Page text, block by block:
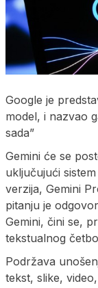
Google je
model, i nazvao
sada”
Gemini će se
uključujući
verzija, Gemini
pitanju je
Gemini, čini se,
tekstualnog
Podržava
tekst, slike,